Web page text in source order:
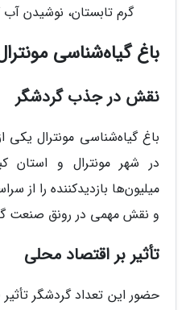
گرم تابستان، نوشیدن
باغ گیاه‌شناسی
نقش در جذب گردشگر
باغ گیاه‌شناسی مونترال
در شهر مونترال و استان
میلیون‌ها بازدیدکننده را از
و نقش مهمی در رونق صنعت
تأثیر بر اقتصاد محلی
حضور این تعداد گردشگر